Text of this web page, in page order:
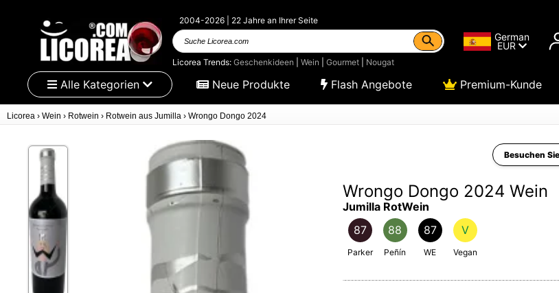
2004-2026 | 22 Jahre an Ihrer Seite
Suche Licorea.com
Licorea Trends: Geschenkideen Wein Gourmet| Nougat
German
EUR
Alle Kategorien Neue Produkte Flash Angebote Premium-Kunde
Licorea › Wein › Rotwein › Rotwein aus Jumilla › Wrongo Dongo 2024
Besuchen
Wrongo Dongo 2024 Wein
Jumilla RotWein
87
Parker
88
Peñín
87
WE
V
Vegan